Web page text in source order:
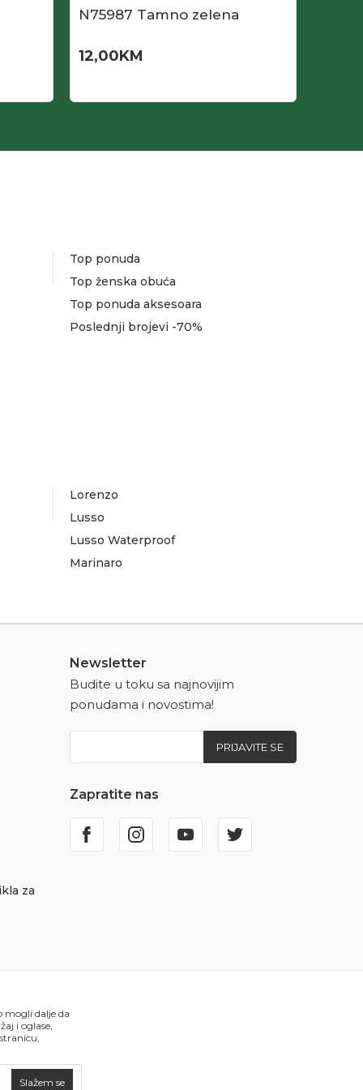
N75987 Tamno zelena
12,00KM
Top ponuda
Top ženska obuća
Top ponuda aksesoara
Poslednji brojevi -70%
Lorenzo
Lusso
Lusso Waterproof
Marinaro
za
Newsletter
Budite u toku sa najnovijim
ponudama i novostima!
PRIJAVITE SE
Zapratite nas
mogli dalje da
i oglase,
Slažem se